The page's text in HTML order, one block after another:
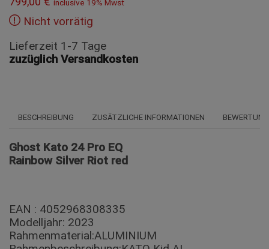
inclusive 19% Mwst
Nicht vorrätig
Lieferzeit 1-7 Tage
zuzüglich Versandkosten
BESCHREIBUNG ZUSÄTZLICHE INFORMATIONEN
Ghost Kato 24 Pro EQ
Rainbow Silver Riot red
EAN : 4052968308335
Modelljahr: 2023
Rahmenmaterial:ALUMINIUM